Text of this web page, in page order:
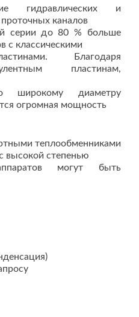
гидравлических и
каналов
серии до 80 % больше
с классическими
Благодаря
пластинам,
широкому диаметру
огромная мощность
теплообменниками
высокой степенью
могут быть